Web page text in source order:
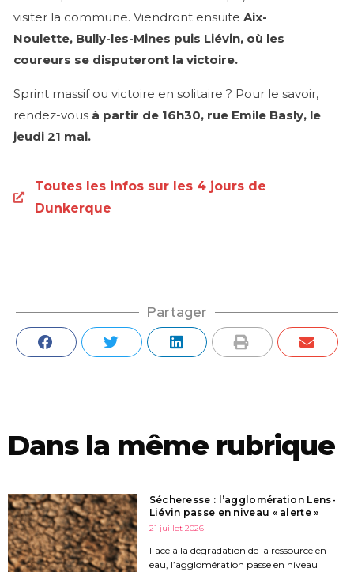
visiter la commune. Viendront ensuite Aix-
Noulette, Bully-les-Mines puis Liévin, où les
coureurs se disputeront la victoire.
Sprint massif ou victoire en solitaire ? Pour le savoir,
rendez-vous à partir de 16h30, rue Emile Basly, le
jeudi 21 mai.
Toutes les infos sur les 4 jours de
Dunkerque
Partager
Dans la même rubrique
Sécheresse : l’agglomération Lens-
Liévin passe en niveau « alerte »
21 juillet 2026
Face à la dégradation de la ressource en
eau, l’agglomération passe en niveau